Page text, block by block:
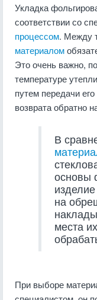
Укладка
соответствии со
процессом. Между
материалом
Это очень важно,
температуре
путем передачи
возврата обратно
В
основы
на
места
При выборе